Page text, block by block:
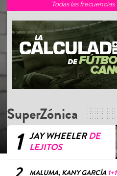
Todas las frecuencias
SuperZónica
1 JAY WHEELERDE
LEJITOS
MALUMA, KANY GARCÍA 1+1